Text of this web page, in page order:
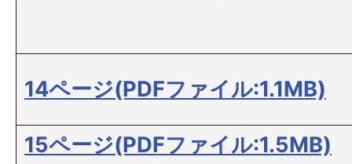
14ページ(PDFファイル:1.1MB)
15ページ(PDFファイル:1.5MB)